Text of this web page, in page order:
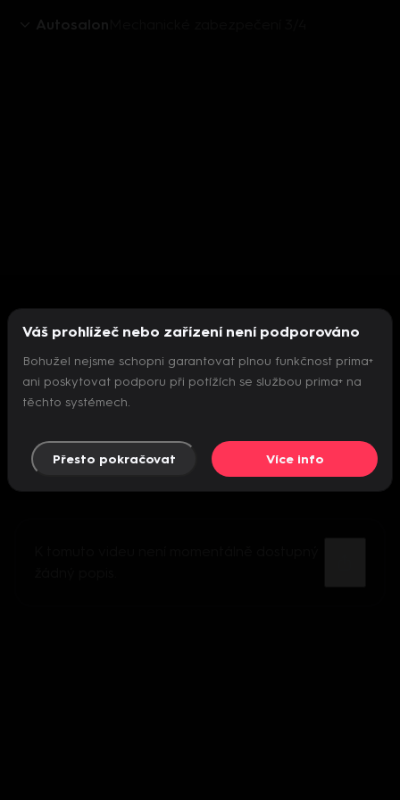
Autosalon
Nepodařilo se inicializovat přehrávač
Váš prohlížeč nebo zařízení není podporováno
Bohužel nejsme schopni garantovat plnou funkčnost prima+
ani poskytovat podporu při potížích se službou prima+ na
těchto systémech.
Přesto pokračovat Více info